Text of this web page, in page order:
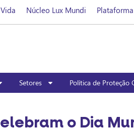
Núcleo Lux Mundi
Setores Política de Proteção
o Dia